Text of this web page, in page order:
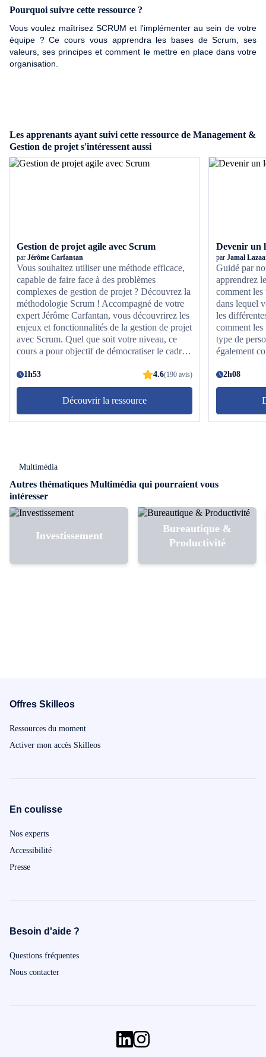
extraordinaire inexploité. Tout le monde peut apprendre à libérer
ce potentiel et accomplir en quelques années plus qu’une
personne moyenne ne peut en toute une vie. Sa mission est
d’aider le maximum de personnes à atteindre leurs objectifs et à
libérer leur réel potentiel. Il est très actif dans le milieu du
développement personnel et du coaching. Il apporte aussi son
Pourquoi suivre cette ressource ?
Vous voulez maîtrisez SCRUM et l'implémenter au sein de votre
équipe ? Ce cours vous apprendra les bases de Scrum, ses
valeurs, ses principes et comment le mettre en place dans votre
organisation.
Les apprenants ayant suivi cette ressource de Management &
Gestion de projet s'intéressent aussi
Gestion de projet agile avec Scrum
par Jérôme Carfantan
Vous souhaitez utiliser une méthode efficace,
capable de faire face à des problèmes
complexes de gestion de projet ? Découvrez la
méthodologie Scrum ! Accompagné de votre
expert Jérôme Carfantan, vous découvrirez les
enjeux et fonctionnalités de la gestion de projet
avec Scrum. Quel que soit votre niveau, ce
cours a pour objectif de démocratiser le cadre
concrète dans votre contexte. Vous aborderez
les trois responsabilités de Scrum, ses cinq
événements ainsi que trois artefacts à
connaître. Vous pourrez également suivre la
méthodologie et l'avancement d'une équipe
aux précieux conseils de votre expert. Alors,
prêt à vous lancer dans la gestion de projet
agile avec Scrum ?
1h53 4.6(190 avis)
Découvrir la ressource
Devenir un
par Jamal
Guidé par
apprendrez
comment
dans lequel
les
comment
type de
également
avez
2h08
Multimédia
Autres thématiques Multimédia qui pourraient vous
intéresser
Investissement
Bureautique &
Productivité
Offres Skilleos
Ressources du moment
Activer mon accès Skilleos
En coulisse
Nos experts
Accessibilité
Presse
Besoin d'aide ?
Questions fréquentes
Nous contacter